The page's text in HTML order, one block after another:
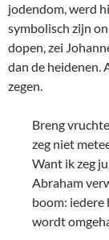
jodendom, werd
symbolisch zijn
dopen, zei
dan de heidenen.
zegen.
Breng
zeg niet
Want ik zeg
Abraham
boom: iedere
wordt